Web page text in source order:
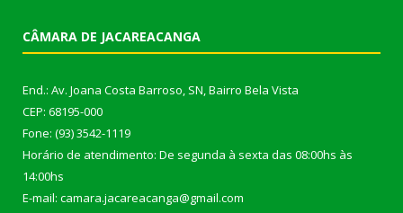
CÂMARA DE JACAREACANGA
End.: Av. Joana Costa Barroso, SN, Bairro Bela Vista
CEP: 68195-000
Fone: (93) 3542-1119
Horário de atendimento: De segunda à sexta das 08:00hs às
14:00hs
E-mail: camara.jacareacanga@gmail.com